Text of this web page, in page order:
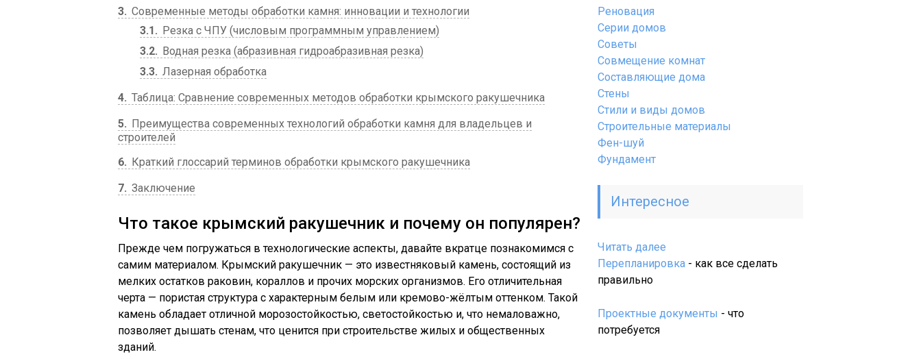
3 Современные методы обработки камня: инновации и технологии
3.1
Резка с ЧПУ (числовым программным управлением)
3.2
Водная резка (абразивная гидроабразивная резка)
3.3 Лазерная обработка
4 Таблица: Сравнение современных методов обработки крымского ракушечника
5
Преимущества современных технологий обработки камня для владельцев и
строителей
6
Краткий глоссарий терминов обработки крымского ракушечника
7 Заключение
Что такое крымский ракушечник и почему он популярен?
Прежде чем погружаться в технологические аспекты, давайте вкратце познакомимся с
самим материалом. Крымский ракушечник — это известняковый камень, состоящий из
мелких остатков раковин, кораллов и прочих морских организмов. Его отличительная
черта — пористая структура с характерным белым или кремово-жёлтым оттенком. Такой
камень обладает отличной морозостойкостью, светостойкостью и, что немаловажно,
позволяет дышать стенам, что ценится при строительстве жилых и общественных
зданий.
Реновация
Серии домов
Советы
Совмещение комнат
Составляющие дома
Стены
Стили и виды домов
Строительные материалы
Фен-шуй
Фундамент
Интересное
Читать далее
Современные
крымского
Перепланировка - как все сделать
правильно
Проектные документы - что
потребуется